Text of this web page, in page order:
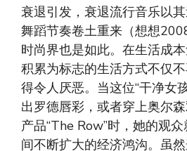
衰退引发，衰退流行音乐以
舞蹈节奏卷土重来（想想
时尚界也是如此。在生活成
积累为标志的生活方式不仅
得令人厌恶。当这位“干净女
出罗德唇彩，或者穿上奥尔
产品“The Row”时，她的观
间不断扩大的经济鸿沟。虽